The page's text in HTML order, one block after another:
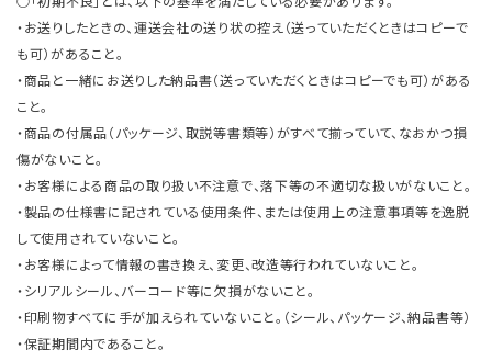
・お送りしたときの、運送会社の送り状の控え（送っていただくときはコピーで
も可）があること。
・商品と一緒にお送りした納品書（送っていただくときはコピーでも可）がある
こと。
・商品の付属品（パッケージ、取説等書類等）がすべて揃っていて、なおかつ損
傷がないこと。
・お客様による商品の取り扱い不注意で、落下等の不適切な扱いがないこと。
・製品の仕様書に記されている使用条件、または使用上の注意事項等を逸脱
して使用されていないこと。
・お客様によって情報の書き換え、変更、改造等行われていないこと。
・シリアルシール、バーコード等に欠損がないこと。
・印刷物すべてに手が加えられていないこと。（シール、パッケージ、納品書等）
・保証期間内であること。